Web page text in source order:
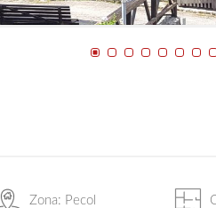
Zona: Pecol